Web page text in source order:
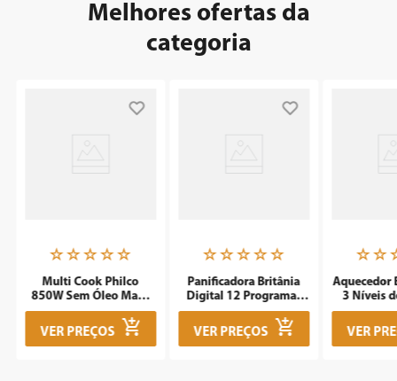
Melhores ofertas da
categoria
☆☆☆☆☆
Multi Cook Philco
850W Sem Óleo Maxx
Clean
VER PREÇOS
☆☆☆☆☆
Panificadora Britânia
Digital 12 Programas
3L BPNE01
VER PREÇOS
☆☆
Aquecedor
3 Níveis
1500W
VER